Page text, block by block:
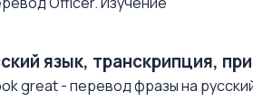
язык, транскрипция,
great - перевод фразы на